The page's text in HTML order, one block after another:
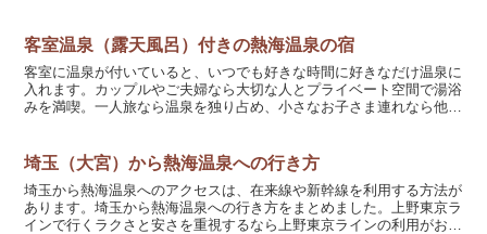
客室温泉（露天風呂）付きの熱海温泉の宿
客室に温泉が付いていると、いつでも好きな時間に好きなだけ温泉に
入れます。カップルやご夫婦なら大切な人とプライベート空間で湯浴
みを満喫。一人旅なら温泉を独り占め、小さなお子さま連れなら他の
埼玉（大宮）から熱海温泉への行き方
埼玉から熱海温泉へのアクセスは、在来線や新幹線を利用する方法が
あります。埼玉から熱海温泉への行き方をまとめました。上野東京ラ
インで行くラクさと安さを重視するなら上野東京ラインの利用がおす